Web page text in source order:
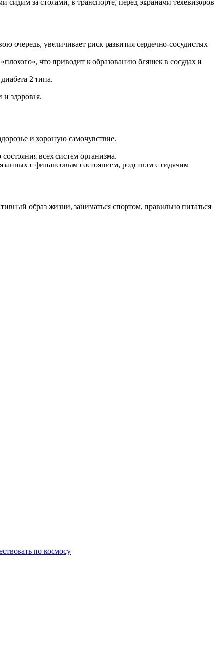
за столами, в транспорте, перед экранами телевизоров
очередь, увеличивает риск развития сердечно-сосудистых
что приводит к образованию бляшек в сосудах и
2 типа.
и здоровья.
и хорошую самочувствие.
всех систем организма.
с финансовым состоянием, родством с сидячим
образ жизни, заниматься спортом, правильно питаться
по космосу